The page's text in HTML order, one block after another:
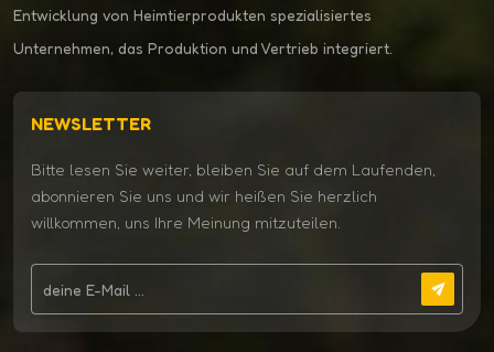
Entwicklung von Heimtierprodukten spezialisiertes
Unternehmen, das Produktion und Vertrieb integriert.
NEWSLETTER
Bitte lesen Sie weiter, bleiben Sie auf dem Laufenden,
abonnieren Sie uns und wir heißen Sie herzlich
willkommen, uns Ihre Meinung mitzuteilen.